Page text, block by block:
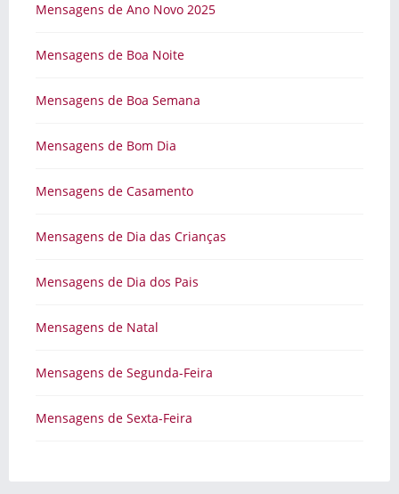
Mensagens de Ano Novo 2025
Mensagens de Boa Noite
Mensagens de Boa Semana
Mensagens de Bom Dia
Mensagens de Casamento
Mensagens de Dia das Crianças
Mensagens de Dia dos Pais
Mensagens de Natal
Mensagens de Segunda-Feira
Mensagens de Sexta-Feira